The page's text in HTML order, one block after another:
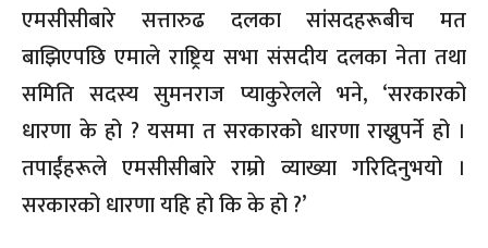
एमसीसीबारे सत्तारुढ दलका सांसदहरूबीच मत
बाझिएपछि एमाले राष्ट्रिय सभा संसदीय दलका नेता तथा
समिति सदस्य सुमनराज प्याकुरेलले भने, ‘सरकारको
धारणा के हो ? यसमा त सरकारको धारणा राख्नुपर्ने हो ।
तपाईंहरूले एमसीसीबारे राम्रो व्याख्या गरिदिनुभयो ।
सरकारको धारणा यहि हो कि के हो ?’